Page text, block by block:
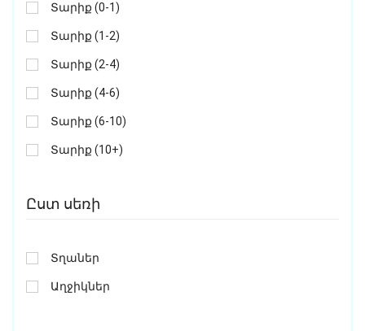
Տարիք (0-1)
Տարիք (1-2)
Տարիք (2-4)
Տարիք (4-6)
Տարիք (6-10)
Տարիք (10+)
Ըստ սեռի
Տղաներ
Աղջիկներ